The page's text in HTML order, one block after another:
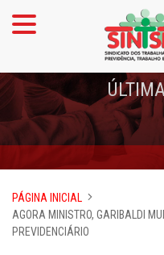
PÁGINA INICIAL
AGORA MINISTRO, GARIBALDI
PREVIDENCIÁRIO